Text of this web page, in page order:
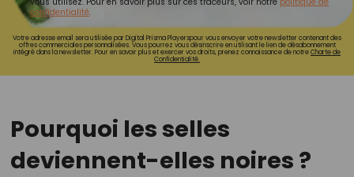
confidentialité.
Votre adresse email sera utilisée par Digital Prisma Playerspour vous envoyer votre newsletter contenant des
offres commerciales personnalisées. Vous pourrez vous désinscrire en utilisant le lien de désabonnement
intégré dans la newsletter. Pour en savoir plus et exercer vos droits, prenez connaissance de notreCharte de
Confidentialité.
Pourquoi les selles
deviennent-elles noires ?